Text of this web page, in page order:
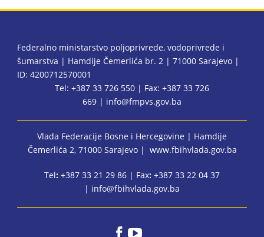
Federalno ministarstvo poljoprivrede, vodoprivrede i
šumarstva | Hamdije Čemerlića br. 2 | 71000 Sarajevo |
ID: 4200712570001
Tel: +387 33 726 550 | Fax: +387 33 726
669 | info@fmpvs.gov.ba
Vlada Federacije Bosne i Hercegovine | Hamdije
Čemerlića 2, 71000 Sarajevo | www.fbihvlada.gov.ba
Tel: +387 33 21 29 86 | Fax: +387 33 22 04 37
| info@fbihvlada.gov.ba